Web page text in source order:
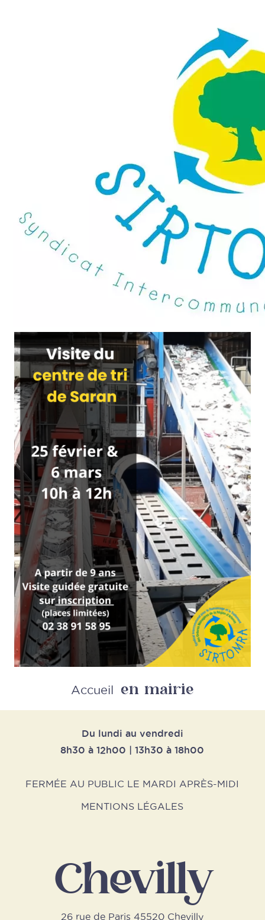
Retour
Accueil en mairie
Du lundi au vendredi
8h30 à 12h00 | 13h30 à 18h00
FERMÉE AU PUBLIC LE MARDI APRÈS-MIDI
MENTIONS LÉGALES
Chevilly
26 rue de Paris 45520 Chevilly